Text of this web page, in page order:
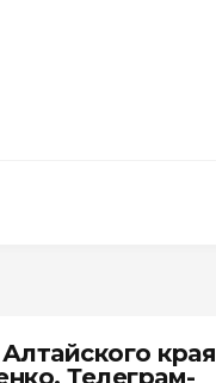
края
Телеграм-